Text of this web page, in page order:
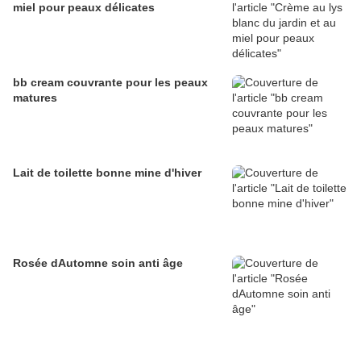
miel pour peaux délicates
bb cream couvrante pour les peaux
matures
Lait de toilette bonne mine d'hiver
Rosée dAutomne soin anti âge